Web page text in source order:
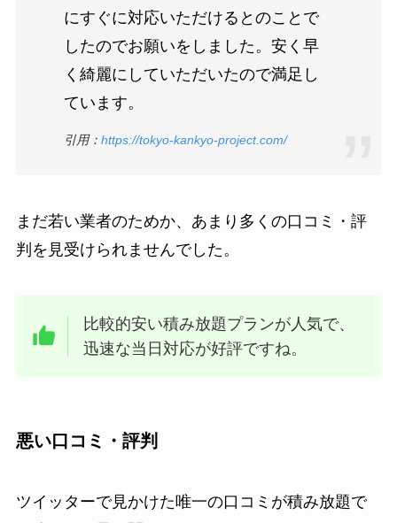
にすぐに対応いただけるとのことで
したのでお願いをしました。安く早
く綺麗にしていただいたので満足し
ています。
引用： https://tokyo-kankyo-project.com/
まだ若い業者のためか、あまり多くの口コミ・評
判を見受けられませんでした。
比較的安い積み放題プランが人気で、
迅速な当日対応が好評ですね。
悪い口コミ・評判
ツイッターで見かけた唯一の口コミが積み放題で